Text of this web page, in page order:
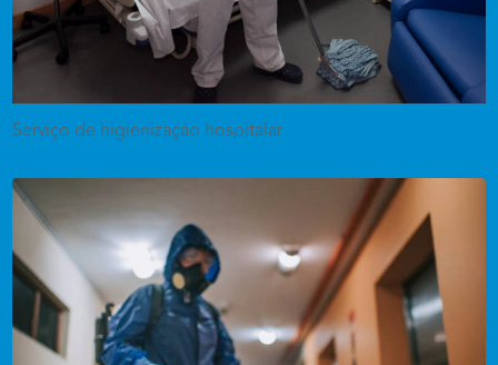
Serviço de higienização hospitalar